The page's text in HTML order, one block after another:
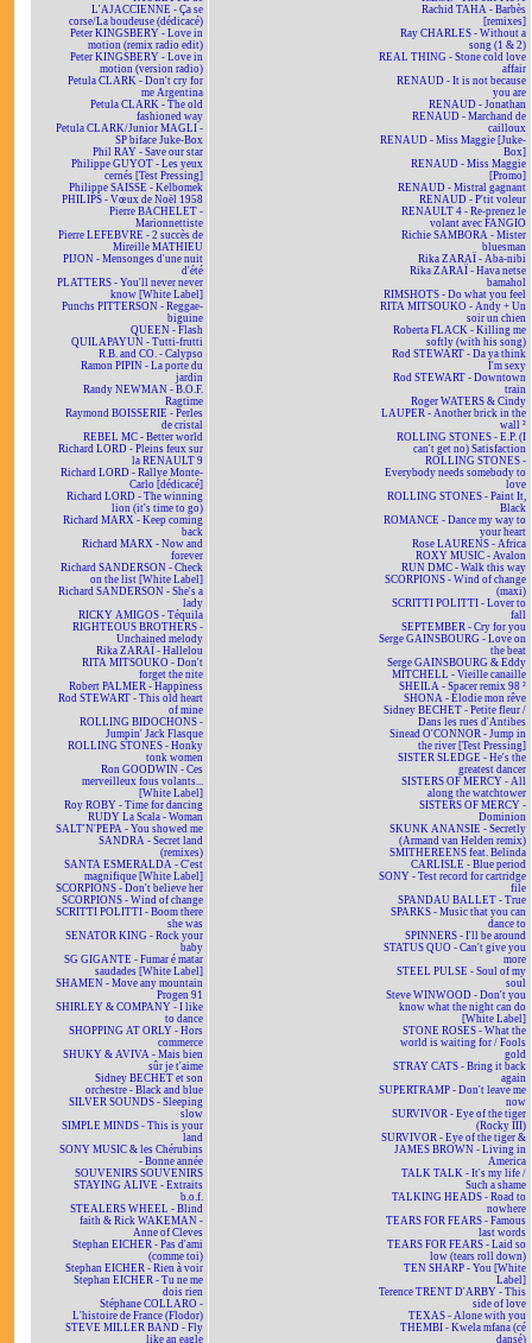
L'AJACCIENNE - Ça se
corse/La boudeuse (dédicacé)
Peter KINGSBERY - Love in
motion (remix radio edit)
Peter KINGSBERY - Love in
motion (version radio)
Petula CLARK - Don't cry for
me Argentina
Petula CLARK - The old
fashioned way
Petula CLARK/Junior MAGLI -
SP biface Juke-Box
Phil RAY - Save our star
Philippe GUYOT - Les yeux
cernés [Test Pressing]
Philippe SAISSE - Kelbomek
PHILIPS - Vœux de Noël 1958
Pierre BACHELET -
Marionnettiste
Pierre LEFEBVRE - 2 succès de
Mireille MATHIEU
PIJON - Mensonges d'une nuit
d'été
PLATTERS - You'll never never
know [White Label]
Punchs PITTERSON - Reggae-
biguine
QUEEN - Flash
QUILAPAYUN - Tutti-frutti
R.B. and CO. - Calypso
Ramon PIPIN - La porte du
jardin
Randy NEWMAN - B.O.F.
Ragtime
Raymond BOISSERIE - Perles
de cristal
REBEL MC - Better world
Richard LORD - Pleins feux sur
la RENAULT 9
Richard LORD - Rallye Monte-
Carlo [dédicacé]
Richard LORD - The winning
lion (it's time to go)
Richard MARX - Keep coming
back
Richard MARX - Now and
forever
Richard SANDERSON - Check
on the list [White Label]
Richard SANDERSON - She's a
lady
RICKY AMIGOS - Téquila
RIGHTEOUS BROTHERS -
Unchained melody
Rika ZARAÏ - Hallelou
RITA MITSOUKO - Don't
forget the nite
Robert PALMER - Happiness
Rod STEWART - This old heart
of mine
ROLLING BIDOCHONS -
Jumpin' Jack Flasque
ROLLING STONES - Honky
tonk women
Ron GOODWIN - Ces
merveilleux fous volants...
[White Label]
Roy ROBY - Time for dancing
RUDY La Scala - Woman
SALT'N'PEPA - You showed me
SANDRA - Secret land
(remixes)
SANTA ESMERALDA - C'est
magnifique [White Label]
SCORPIONS - Don't believe her
SCORPIONS - Wind of change
SCRITTI POLITTI - Boom there
she was
SENATOR KING - Rock your
baby
SG GIGANTE - Fumar é matar
saudades [White Label]
SHAMEN - Move any mountain
Progen 91
SHIRLEY & COMPANY - I like
to dance
SHOPPING AT ORLY - Hors
commerce
SHUKY & AVIVA - Mais bien
sûr je t'aime
Sidney BECHET et son
orchestre - Black and blue
SILVER SOUNDS - Sleeping
slow
SIMPLE MINDS - This is your
land
SONY MUSIC & les Chérubins
- Bonne année
SOUVENIRS SOUVENIRS
STAYING ALIVE - Extraits
b.o.f.
STEALERS WHEEL - Blind
faith & Rick WAKEMAN -
Anne of Cleves
Stephan EICHER - Pas d'ami
(comme toi)
Stephan EICHER - Rien à voir
Stephan EICHER - Tu ne me
dois rien
Stéphane COLLARO -
L'histoire de France (Flodor)
STEVE MILLER BAND - Fly
like an eagle
Rachid TAHA - Barbès
[remixes]
Ray CHARLES - Without a
song (1 & 2)
REAL THING - Stone cold love
affair
RENAUD - It is not because
you are
RENAUD - Jonathan
RENAUD - Marchand de
cailloux
RENAUD - Miss Maggie [Juke-
Box]
RENAUD - Miss Maggie
[Promo]
RENAUD - Mistral gagnant
RENAUD - P'tit voleur
RENAULT 4 - Re-prenez le
volant avec FANGIO
Richie SAMBORA - Mister
bluesman
Rika ZARAÏ - Aba-nibi
Rika ZARAÏ - Hava netse
bamahol
RIMSHOTS - Do what you feel
RITA MITSOUKO - Andy + Un
soir un chien
Roberta FLACK - Killing me
softly (with his song)
Rod STEWART - Da ya think
I'm sexy
Rod STEWART - Downtown
train
Roger WATERS & Cindy
LAUPER - Another brick in the
wall ²
ROLLING STONES - E.P. (I
can't get no) Satisfaction
ROLLING STONES -
Everybody needs somebody to
love
ROLLING STONES - Paint It,
Black
ROMANCE - Dance my way to
your heart
Rose LAURENS - Africa
ROXY MUSIC - Avalon
RUN DMC - Walk this way
SCORPIONS - Wind of change
(maxi)
SCRITTI POLITTI - Lover to
fall
SEPTEMBER - Cry for you
Serge GAINSBOURG - Love on
the beat
Serge GAINSBOURG & Eddy
MITCHELL - Vieille canaille
SHEILA - Spacer remix 98 ²
SHONA - Elodie mon rêve
Sidney BECHET - Petite fleur /
Dans les rues d'Antibes
Sinead O'CONNOR - Jump in
the river [Test Pressing]
SISTER SLEDGE - He's the
greatest dancer
SISTERS OF MERCY - All
along the watchtower
SISTERS OF MERCY -
Dominion
SKUNK ANANSIE - Secretly
(Armand van Helden remix)
SMITHEREENS feat. Belinda
CARLISLE - Blue period
SONY - Test record for cartridge
file
SPANDAU BALLET - True
SPARKS - Music that you can
dance to
SPINNERS - I'll be around
STATUS QUO - Can't give you
more
STEEL PULSE - Soul of my
soul
Steve WINWOOD - Don't you
know what the night can do
[White Label]
STONE ROSES - What the
world is waiting for / Fools
gold
STRAY CATS - Bring it back
again
SUPERTRAMP - Don't leave me
now
SURVIVOR - Eye of the tiger
(Rocky III)
SURVIVOR - Eye of the tiger &
JAMES BROWN - Living in
America
TALK TALK - It's my life /
Such a shame
TALKING HEADS - Road to
nowhere
TEARS FOR FEARS - Famous
last words
TEARS FOR FEARS - Laid so
low (tears roll down)
TEN SHARP - You [White
Label]
Terence TRENT D'ARBY - This
side of love
TEXAS - Alone with you
THEMBI - Kwela mfana (cé
dansé)